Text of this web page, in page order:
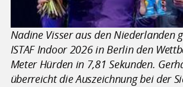
Nadine Visser aus den Niederlanden
ISTAF Indoor 2026 in Berlin den
Meter Hürden in 7,81 Sekunden.
überreicht die Auszeichnung bei der